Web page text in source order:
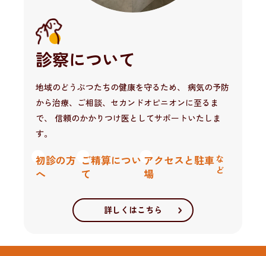
診察について
地域のどうぶつたちの健康を守るため、
病気の予防
から治療、ご相談、セカンドオピニオンに至るま
で、
信頼のかかりつけ医としてサポートいたしま
す。
初診の方
へ
ご精算につい
て
アクセスと駐車
場
な
ど
詳しくはこちら